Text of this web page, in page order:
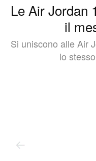
Le Air Jordan
il
Si uniscono alle Air
lo